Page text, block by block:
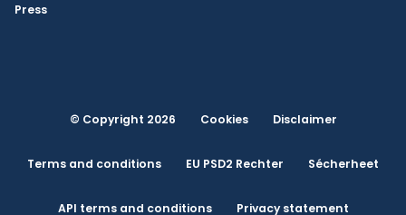
Press
© Copyright 2026 Cookies Disclaimer
Terms and conditions EU PSD2 Rechter Sécherheet
API terms and conditions Privacy statement